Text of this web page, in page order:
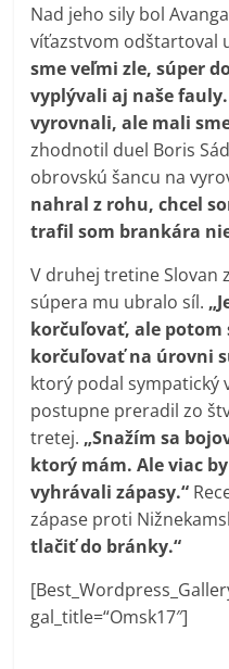
Nad jeho sily bol
víťazstvom odštartoval
sme veľmi zle, súper
vyplývali aj naše
vyrovnali, ale mali
zhodnotil duel Boris
obrovskú šancu na
nahral z rohu, chcel
trafil som brankára
V druhej tretine Slovan
súpera mu ubralo síl.
korčuľovať, ale potom
korčuľovať na úrovni
ktorý podal sympatický
postupne preradil zo
tretej. „Snažím sa
ktorý mám. Ale viac
vyhrávali zápasy.“
zápase proti
tlačiť do bránky.“
gal_title=“Omsk17″]